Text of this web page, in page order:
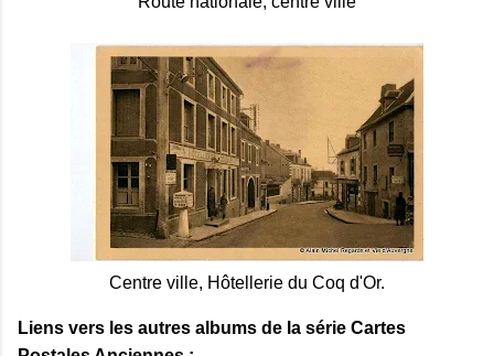
Centre ville, Hôtellerie du Coq d'Or.
Liens vers les autres albums de la série Cartes